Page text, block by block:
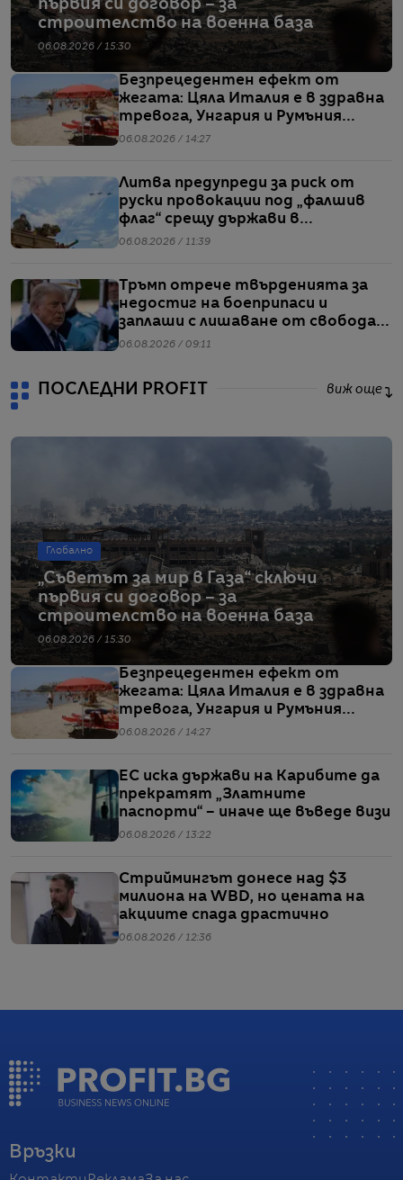
първия си договор – за
строителство на военна база
06.08.2026 / 15:30
Безпрецедентен ефект от
жегата: Цяла Италия е в здравна
тревога, Унгария и Румъния
пестят електричество
06.08.2026 / 14:27
Литва предупреди за риск от
руски провокации под „фалшив
флаг“ срещу държави в
Балтийския регион
06.08.2026 / 11:39
Тръмп отрече твърденията за
недостиг на боеприпаси и
заплаши с лишаване от свобода
хората, които разпространяват
06.08.2026 / 09:11
ПОСЛЕДНИ PROFIT виж още
Глобално
„Съветът за мир в Газа“ сключи
първия си договор – за
строителство на военна база
06.08.2026 / 15:30
Безпрецедентен ефект от
жегата: Цяла Италия е в здравна
тревога, Унгария и Румъния
пестят електричество
06.08.2026 / 14:27
ЕС иска държави на Карибите да
прекратят „Златните
паспорти“ – иначе ще въведе визи
06.08.2026 / 13:22
Стриймингът донесе над $3
милиона на WBD, но цената на
акциите спада драстично
06.08.2026 / 12:36
Връзки